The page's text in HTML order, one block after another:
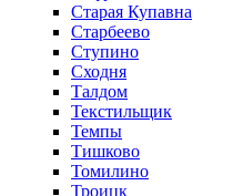
Старая Купавна
Старбеево
Ступино
Сходня
Талдом
Текстильщик
Темпы
Тишково
Томилино
Троицк